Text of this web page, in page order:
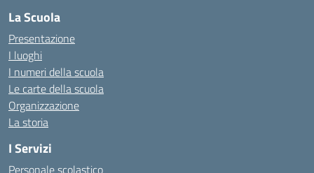
La Scuola
Presentazione
I luoghi
I numeri della scuola
Le carte della scuola
Organizzazione
La storia
I Servizi
Personale scolastico